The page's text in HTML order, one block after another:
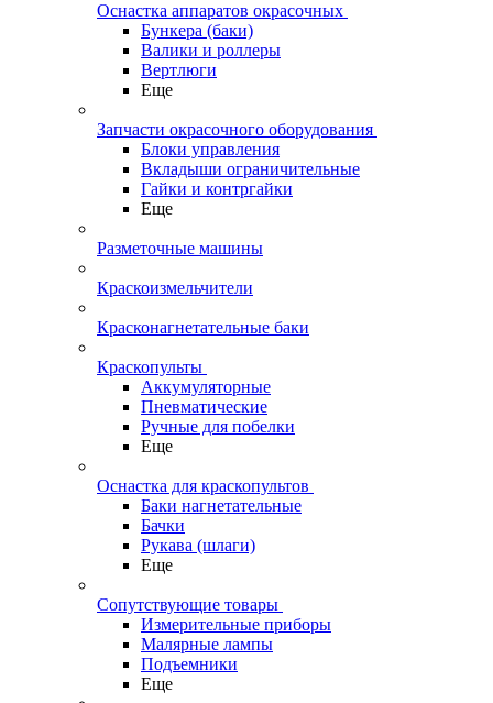
Оснастка аппаратов окрасочных
Бункера (баки)
Валики и роллеры
Вертлюги
Еще
Запчасти окрасочного оборудования
Блоки управления
Вкладыши ограничительные
Гайки и контргайки
Еще
Разметочные машины
Краскоизмельчители
Красконагнетательные баки
Краскопульты
Аккумуляторные
Пневматические
Ручные для побелки
Еще
Оснастка для краскопультов
Баки нагнетательные
Бачки
Рукава (шлаги)
Еще
Сопутствующие товары
Измерительные приборы
Малярные лампы
Подъемники
Еще